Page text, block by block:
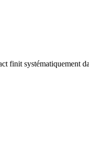
finit systématiquement